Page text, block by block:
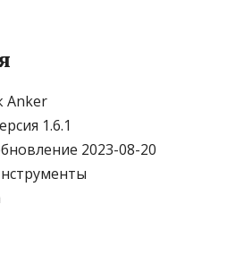
Anker
1.6.1
2023-08-20